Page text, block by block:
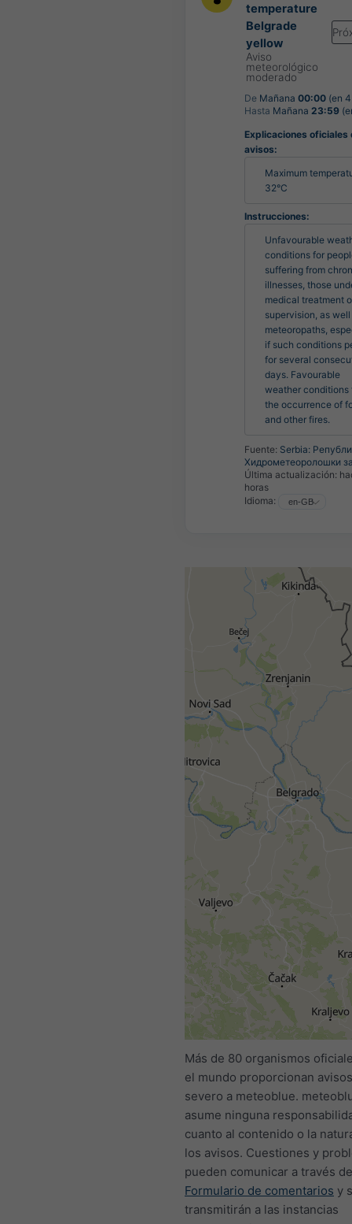
temperature
Belgrade
yellow
Aviso
meteorológico
moderado
De Mañana 00:00 (en
Hasta Mañana 23:59
Explicaciones oficiales
avisos:
Maximum
32°C
Instrucciones:
Unfavourable
conditions for
suffering from
illnesses, those
medical treatment
supervision, as well
meteoropaths,
if such conditions
for several
days. Favourable
weather conditions
the occurrence of
and other fires.
Fuente: Serbia:
Хидрометеоролошки
Última actualización:
horas
Idioma:
Más de 80 organismos
el mundo proporcionan
severo a meteoblue.
asume ninguna
cuanto al contenido o la
los avisos. Cuestiones y
pueden comunicar a través
Formulario de comentarios y
transmitirán a las instancias